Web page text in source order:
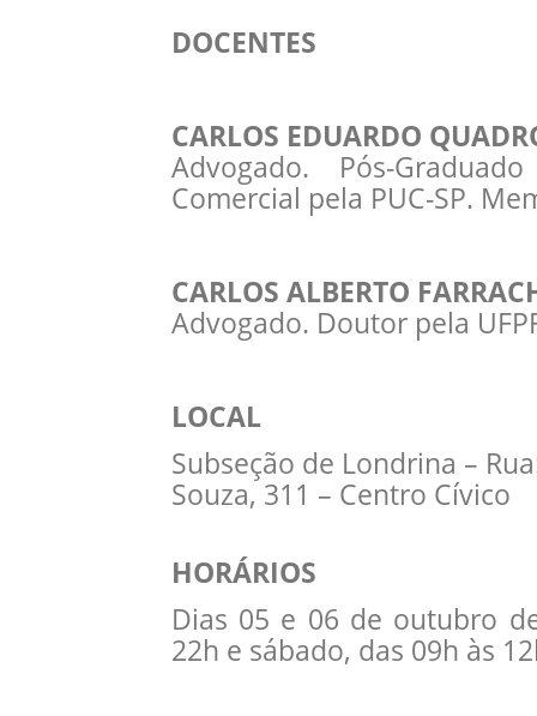
DOCENTES
CARLOS EDUARDO
Advogado. Pós-
Comercial pela PUC-SP.
CARLOS ALBERTO
Advogado. Doutor pela
LOCAL
Subseção de Londrina –
Souza, 311 – Centro Cívico
HORÁRIOS
Dias 05 e 06 de outubro
22h e sábado, das 09h às